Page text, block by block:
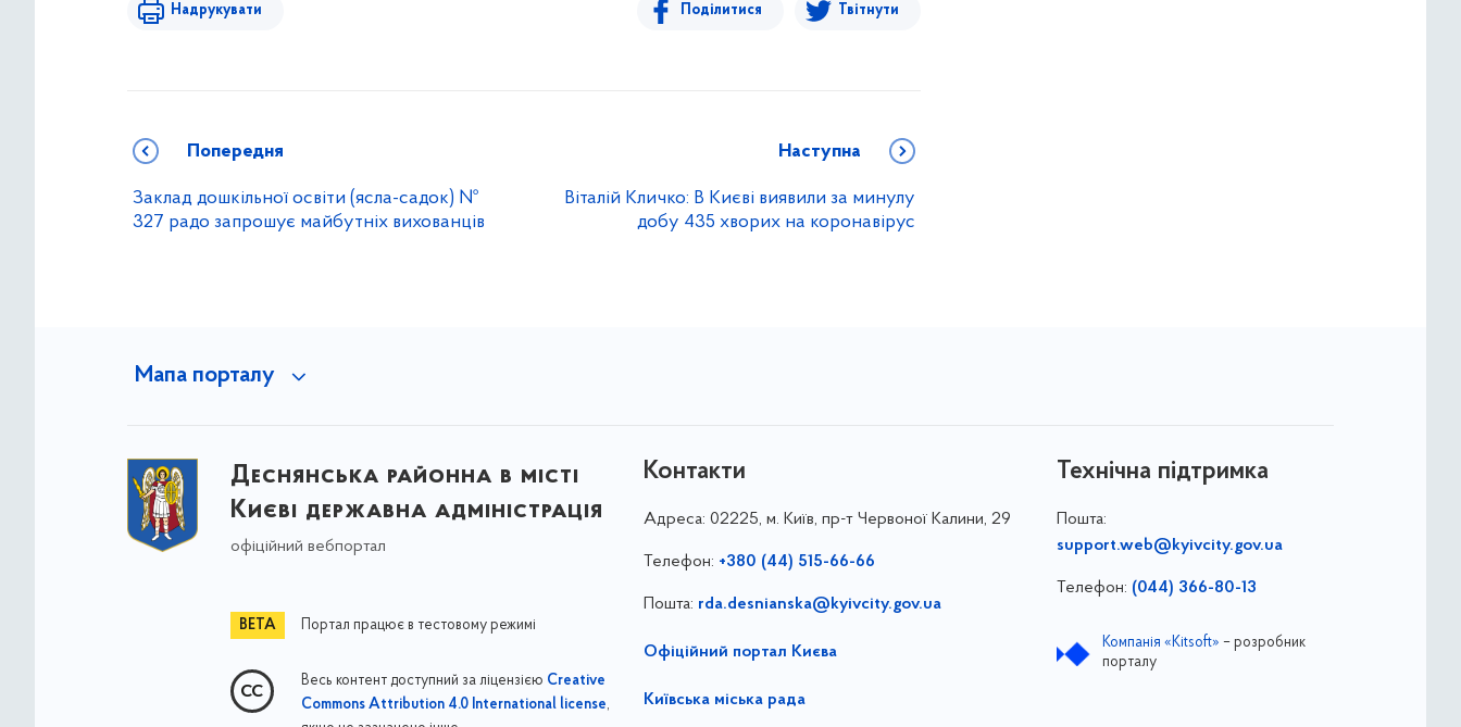
Надрукувати Поділитися Твітнути
Попередня
Заклад дошкільної освіти (ясла-садок) №
327 радо запрошує майбутніх вихованців
Наступна
Віталій Кличко: В Києві виявили за минулу
добу 435 хворих на коронавірус
Мапа порталу
Деснянська районна в місті
Києві державна адміністрація
офіційний вебпортал
Портал працює в тестовому режимі
Весь контент доступний за ліцензією Creative
Commons Attribution 4.0 International license,
Контакти
Адреса: 02225, м. Київ, пр-т Червоної Калини, 29
Телефон: +380 (44) 515-66-66
Пошта: rda.desnianska@kyivcity.gov.ua
Офіційний портал Києва
Київська міська рада
Технічна підтримка
Пошта:
support.web@kyivcity.gov.ua
Телефон: (044) 366-80-13
Компанія «Kitsoft» – розробник
порталу